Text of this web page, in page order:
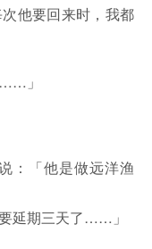
他要回来时，我都
」
「他是做远洋渔
延期三天了……」